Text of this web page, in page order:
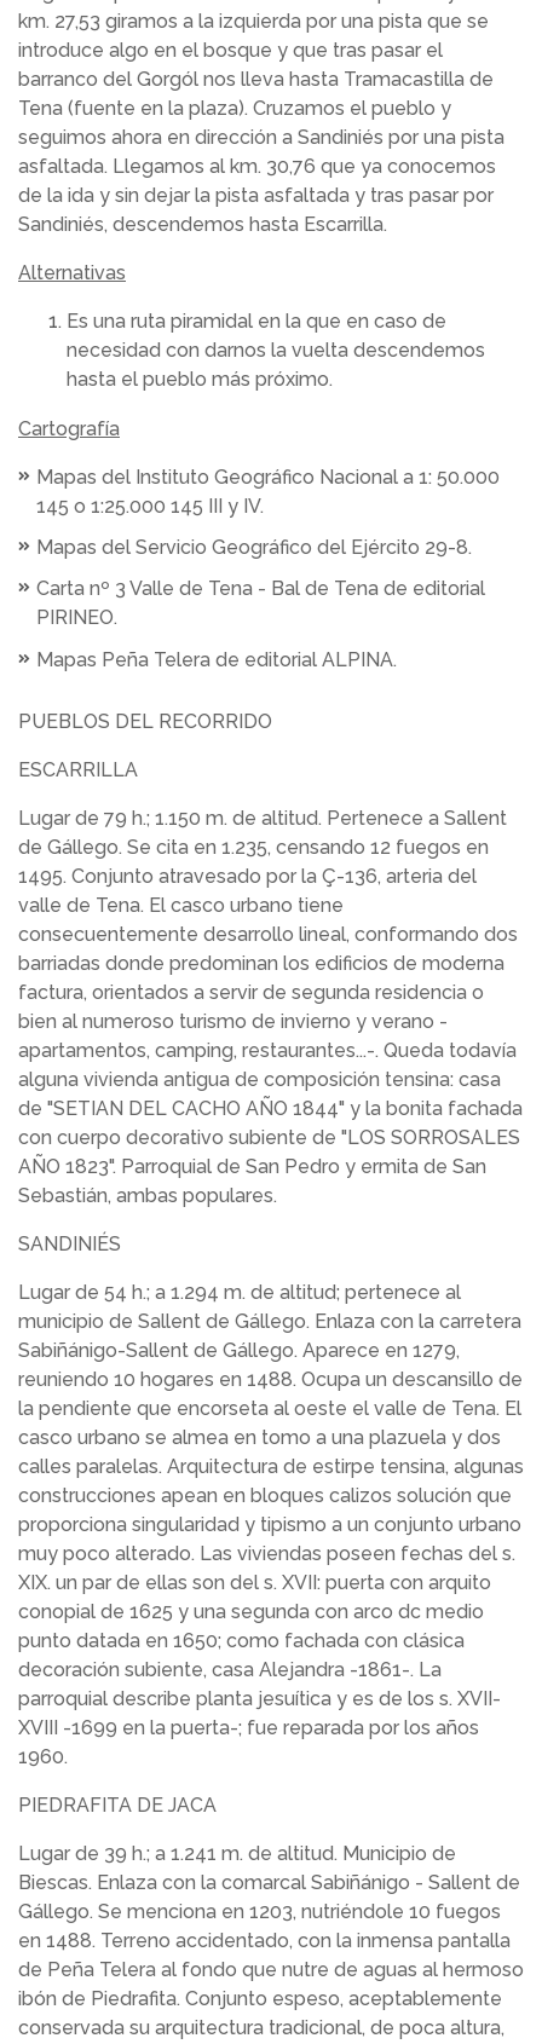
km. 27,53 giramos a la izquierda por una pista que se
introduce algo en el bosque y que tras pasar el
barranco del Gorgól nos lleva hasta Tramacastilla de
Tena (fuente en la plaza). Cruzamos el pueblo y
seguimos ahora en dirección a Sandiniés por una pista
asfaltada. Llegamos al km. 30,76 que ya conocemos
de la ida y sin dejar la pista asfaltada y tras pasar por
Sandiniés, descendemos hasta Escarrilla.
Alternativas
Es una ruta piramidal en la que en caso de
necesidad con darnos la vuelta descendemos
hasta el pueblo más próximo.
Cartografía
Mapas del Instituto Geográfico Nacional a 1: 50.000
145 o 1:25.000 145 III y IV.
Mapas del Servicio Geográfico del Ejército 29-8.
Carta nº 3 Valle de Tena - Bal de Tena de editorial
PIRINEO.
Mapas Peña Telera de editorial ALPINA.
PUEBLOS DEL RECORRIDO
ESCARRILLA
Lugar de 79 h.; 1.150 m. de altitud. Pertenece a Sallent
de Gállego. Se cita en 1.235, censando 12 fuegos en
1495. Conjunto atravesado por la Ç-136, arteria del
valle de Tena. El casco urbano tiene
consecuentemente desarrollo lineal, conformando dos
barriadas donde predominan los edificios de moderna
factura, orientados a servir de segunda residencia o
bien al numeroso turismo de invierno y verano -
apartamentos, camping, restaurantes...-. Queda todavía
alguna vivienda antigua de composición tensina: casa
de "SETIAN DEL CACHO AÑO 1844" y la bonita fachada
con cuerpo decorativo subiente de "LOS SORROSALES
AÑO 1823". Parroquial de San Pedro y ermita de San
Sebastián, ambas populares.
SANDINIÉS
Lugar de 54 h.; a 1.294 m. de altitud; pertenece al
municipio de Sallent de Gállego. Enlaza con la carretera
Sabiñánigo-Sallent de Gállego. Aparece en 1279,
reuniendo 10 hogares en 1488. Ocupa un descansillo de
la pendiente que encorseta al oeste el valle de Tena. El
casco urbano se almea en tomo a una plazuela y dos
calles paralelas. Arquitectura de estirpe tensina, algunas
construcciones apean en bloques calizos solución que
proporciona singularidad y tipismo a un conjunto urbano
muy poco alterado. Las viviendas poseen fechas del s.
XIX. un par de ellas son del s. XVII: puerta con arquito
conopial de 1625 y una segunda con arco dc medio
punto datada en 1650; como fachada con clásica
decoración subiente, casa Alejandra -1861-. La
parroquial describe planta jesuítica y es de los s. XVII-
XVIII -1699 en la puerta-; fue reparada por los años
1960.
PIEDRAFITA DE JACA
Lugar de 39 h.; a 1.241 m. de altitud. Municipio de
Biescas. Enlaza con la comarcal Sabiñánigo - Sallent de
Gállego. Se menciona en 1203, nutriéndole 10 fuegos
en 1488. Terreno accidentado, con la inmensa pantalla
de Peña Telera al fondo que nutre de aguas al hermoso
ibón de Piedrafita. Conjunto espeso, aceptablemente
conservada su arquitectura tradicional, de poca altura,